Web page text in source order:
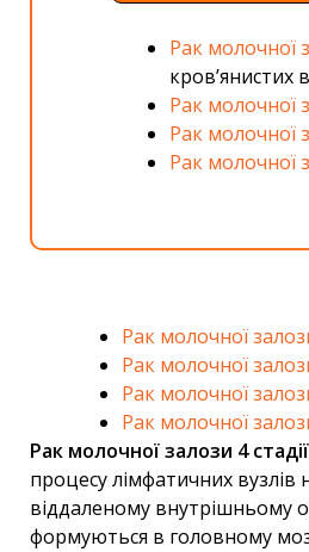
Рак молочної
кров’янистих
Рак молочної
Рак молочної
Рак молочної
Рак молочної
Рак молочної
Рак молочної
Рак молочної
Рак молочної залози 4 стадії
процесу лімфатичних вузлів
віддаленому внутрішньому
формуються в головному